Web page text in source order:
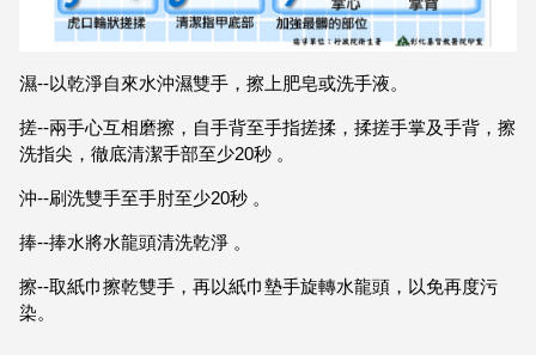
濕--以乾淨自來水沖濕雙手，擦上肥皂或洗手液。
搓--兩手心互相磨擦，自手背至手指搓揉，揉搓手掌及手背，擦
洗指尖，徹底清潔手部至少20秒 。
沖--刷洗雙手至手肘至少20秒 。
捧--捧水將水龍頭清洗乾淨 。
擦--取紙巾擦乾雙手，再以紙巾墊手旋轉水龍頭，以免再度污
染。